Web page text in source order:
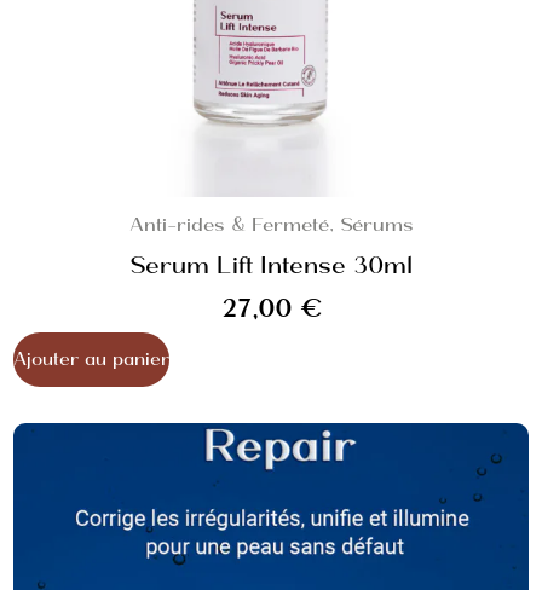
Anti-rides & Fermeté, Sérums
Serum Lift Intense 30ml
27,00 €
Ajouter au panier